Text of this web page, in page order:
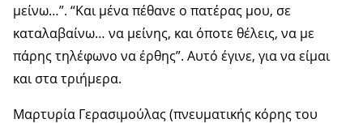
μείνω…”. “Και μένα πέθανε ο πατέρας μου, σε
καταλαβαίνω… να μείνης, και όποτε θέλεις, να με
πάρης τηλέφωνο να έρθης”. Αυτό έγινε, για να είμαι
και στα τριήμερα.
Μαρτυρία Γερασιμούλας (πνευματικής κόρης του